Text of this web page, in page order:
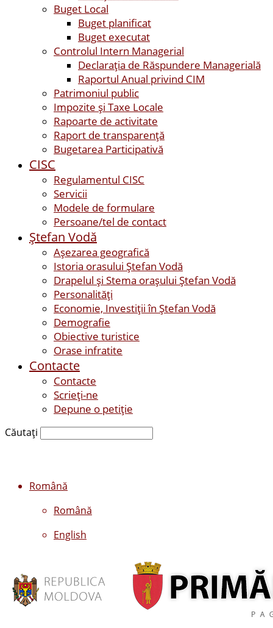
Buget Local
Buget planificat
Buget executat
Controlul Intern Managerial
Declarația de Răspundere Managerială
Raportul Anual privind CIM
Patrimoniul public
Impozite și Taxe Locale
Rapoarte de activitate
Raport de transparenţă
Bugetarea Participativă
CISC
Regulamentul CISC
Servicii
Modele de formulare
Persoane/tel de contact
Ştefan Vodă
Așezarea geografică
Istoria orasului Ştefan Vodă
Drapelul şi Stema oraşului Ştefan Vodă
Personalităţi
Economie, Investiţii în Ştefan Vodă
Demografie
Obiective turistice
Orase infratite
Contacte
Contacte
Scrieți-ne
Depune o petiție
Căutați
Română
Română
English